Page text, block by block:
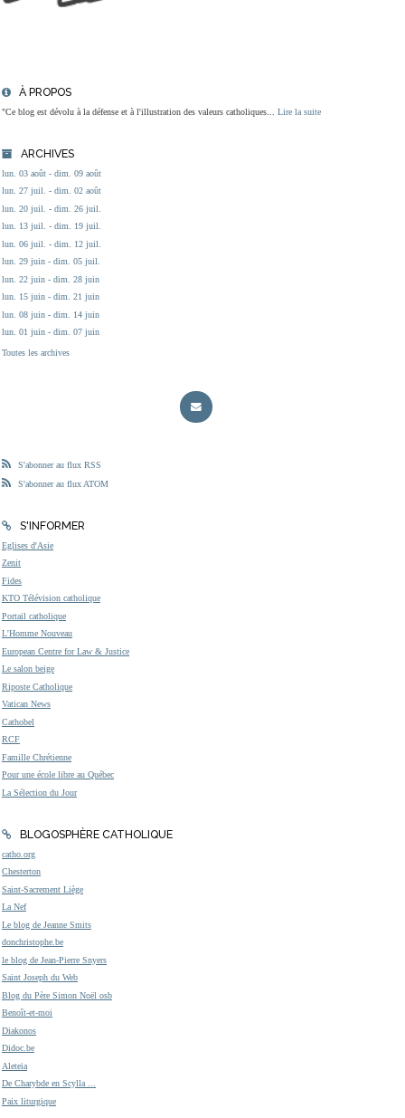
À PROPOS
"Ce blog est dévolu à la défense et à l'illustration des valeurs catholiques... Lire la suite
ARCHIVES
lun. 03 août - dim. 09 août
lun. 27 juil. - dim. 02 août
lun. 20 juil. - dim. 26 juil.
lun. 13 juil. - dim. 19 juil.
lun. 06 juil. - dim. 12 juil.
lun. 29 juin - dim. 05 juil.
lun. 22 juin - dim. 28 juin
lun. 15 juin - dim. 21 juin
lun. 08 juin - dim. 14 juin
lun. 01 juin - dim. 07 juin
Toutes les archives
S'abonner au flux RSS
S'abonner au flux ATOM
S'INFORMER
Eglises d'Asie
Zenit
Fides
KTO Télévision catholique
Portail catholique
L'Homme Nouveau
European Centre for Law & Justice
Le salon beige
Riposte Catholique
Vatican News
Cathobel
RCF
Famille Chrétienne
Pour une école libre au Québec
La Sélection du Jour
BLOGOSPHÈRE CATHOLIQUE
catho.org
Chesterton
Saint-Sacrement Liège
La Nef
Le blog de Jeanne Smits
donchristophe.be
le blog de Jean-Pierre Snyers
Saint Joseph du Web
Blog du Père Simon Noël osb
Benoît-et-moi
Diakonos
Didoc.be
Aleteia
De Charybde en Scylla ...
Paix liturgique